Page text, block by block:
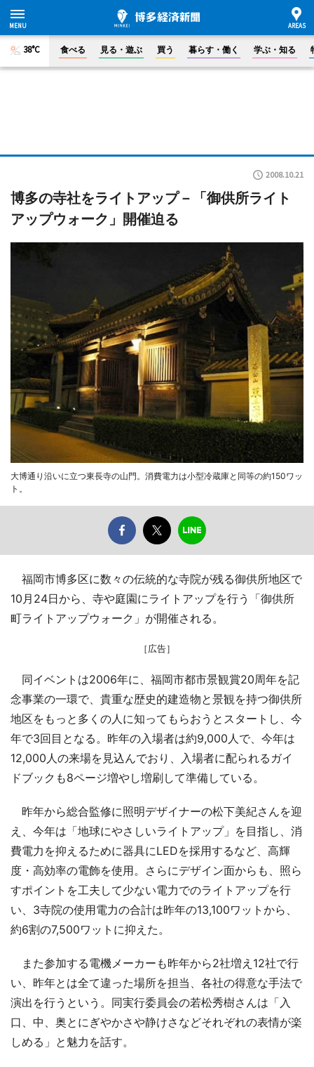
38°C 食べる 見る・遊ぶ 買う 暮らす・働く 学ぶ・知る
2008.10.21
博多の寺社をライトアップ－「御供所ライト
アップウォーク」開催迫る
大博通り沿いに立つ東長寺の山門。消費電力は小型冷蔵庫と同等の約150ワッ
ト。
福岡市博多区に数々の伝統的な寺院が残る御供所地区で
10月24日から、寺や庭園にライトアップを行う「御供所
町ライトアップウォーク」が開催される。
［広告］
同イベントは2006年に、福岡市都市景観賞20周年を記
念事業の一環で、貴重な歴史的建造物と景観を持つ御供所
地区をもっと多くの人に知ってもらおうとスタートし、今
年で3回目となる。昨年の入場者は約9,000人で、今年は
12,000人の来場を見込んでおり、入場者に配られるガイ
ドブックも8ページ増やし増刷して準備している。
昨年から総合監修に照明デザイナーの松下美紀さんを迎
え、今年は「地球にやさしいライトアップ」を目指し、消
費電力を抑えるために器具にLEDを採用するなど、高輝
度・高効率の電飾を使用。さらにデザイン面からも、照ら
すポイントを工夫して少ない電力でのライトアップを行
い、3寺院の使用電力の合計は昨年の13,100ワットから、
約6割の7,500ワットに抑えた。
また参加する電機メーカーも昨年から2社増え12社で行
い、昨年とは全て違った場所を担当、各社の得意な手法で
演出を行うという。同実行委員会の若松秀樹さんは「入
口、中、奥とにぎやかさや静けさなどそれぞれの表情が楽
しめる」と魅力を話す。